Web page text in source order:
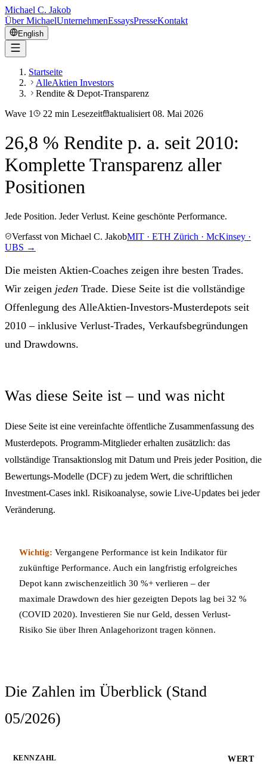
Michael C. Jakob
Über MichaelUnternehmenEssaysPresseKontakt
English
Startseite
AlleAktien Investors
Rendite & Depot-Transparenz
Wave 1 22 min Lesezeit aktualisiert 08. Mai 2026
26,8 % Rendite p. a. seit 2010:
Komplette Transparenz aller
Positionen
Jede Position. Jeder Verlust. Keine geschönte Performance.
Verfasst von Michael C. JakobMIT · ETH Zürich · McKinsey ·
UBS →
Die meisten Aktien-Coaches zeigen ihre besten Trades.
Wir zeigen jeden Trade. Diese Seite ist die vollständige
Offenlegung des AlleAktien-Investors-Musterdepots seit
2010 – inklusive Verlust-Trades, Verkaufsbegründungen
und Drawdowns.
Was diese Seite ist – und was nicht
Diese Seite ist eine vereinfachte öffentliche Zusammenfassung des
Musterdepots. Programm-Mitglieder erhalten zusätzlich: das
vollständige Transaktionslog mit Datum und Preis jeder Position, die
Bewertungs-Modelle (DCF) zu jedem Wert, die schriftlichen
Investment-Cases inkl. Risikoanalyse, sowie Live-Updates bei jeder
Veränderung.
Wichtig: Vergangene Performance ist kein Indikator für
zukünftige Performance. Auch ein langfristig erfolgreiches
Depot kann zwischenzeitlich 30 %+ verlieren – der
maximale Drawdown des hier gezeigten Depots lag bei 32 %
(COVID 2020). Investieren Sie nur Geld, dessen Verlust-
Risiko Sie über Ihren Anlagehorizont tragen können.
Die Zahlen im Überblick (Stand
05/2026)
KENNZAHL WERT